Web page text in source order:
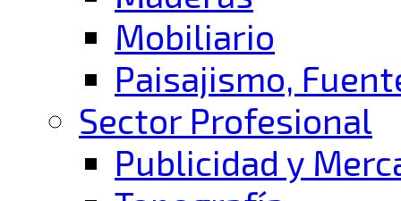
Mobiliario
Paisajismo,
Sector Profesional
Publicidad y